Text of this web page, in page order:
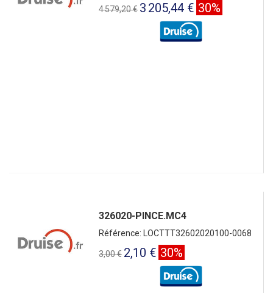
4 579,20 € 3 205,44 € 30%
326020-PINCE.MC4
Référence: LOCTTT32602020100-0068
3,00 € 2,10 € 30%